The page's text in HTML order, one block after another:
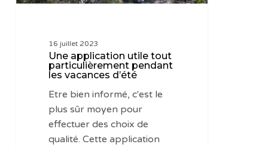
16 juillet 2023
Une application utile tout
particulièrement pendant
les vacances d’été
Etre bien informé, c'est le
plus sûr moyen pour
effectuer des choix de
qualité. Cette application